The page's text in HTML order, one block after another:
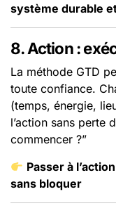
système durable
8. Action :
La méthode GTD
toute confiance.
(temps, énergie,
l’action sans perte
commencer ?”
Passer à
sans bloquer